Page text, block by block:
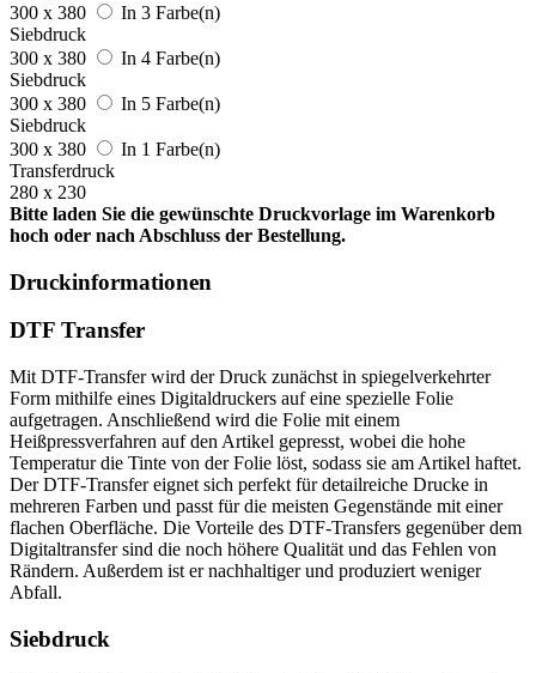
300 x 380
In 3 Farbe(n)
Siebdruck
300 x 380
In 4 Farbe(n)
Siebdruck
300 x 380
In 5 Farbe(n)
Siebdruck
300 x 380
In 1 Farbe(n)
Transferdruck
280 x 230
Bitte laden Sie die gewünschte Druckvorlage im Warenkorb
hoch oder nach Abschluss der Bestellung.
Druckinformationen
DTF Transfer
Mit DTF-Transfer wird der Druck zunächst in spiegelverkehrter
Form mithilfe eines Digitaldruckers auf eine spezielle Folie
aufgetragen. Anschließend wird die Folie mit einem
Heißpressverfahren auf den Artikel gepresst, wobei die hohe
Temperatur die Tinte von der Folie löst, sodass sie am Artikel haftet.
Der DTF-Transfer eignet sich perfekt für detailreiche Drucke in
mehreren Farben und passt für die meisten Gegenstände mit einer
flachen Oberfläche. Die Vorteile des DTF-Transfers gegenüber dem
Digitaltransfer sind die noch höhere Qualität und das Fehlen von
Rändern. Außerdem ist er nachhaltiger und produziert weniger
Abfall.
Siebdruck